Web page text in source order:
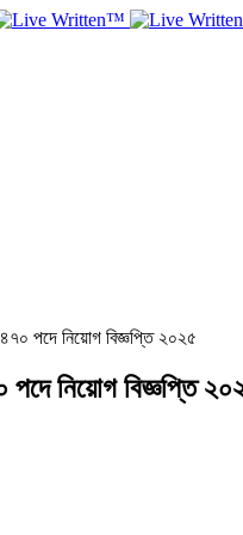
পদে নিয়োগ বিজ্ঞপ্তি ২০২৫
পদে নিয়োগ বিজ্ঞপ্তি